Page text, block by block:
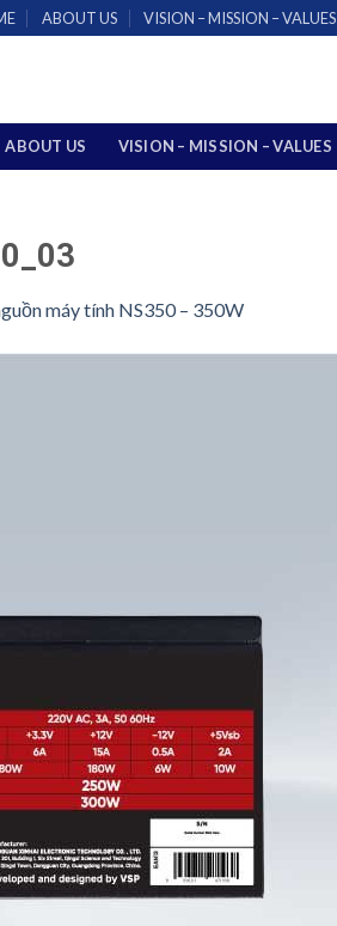
ABOUT US VISION – MISSION – VALUES
ABOUT US VISION – MISSION – VALUES
máy tính NS350 – 350W